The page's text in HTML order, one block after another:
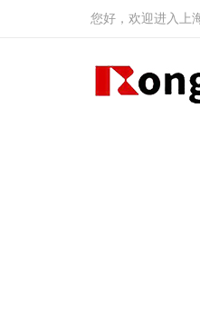
您好，欢迎进入上